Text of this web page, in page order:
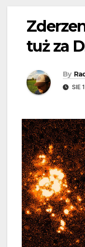
tuż za
By
SIE